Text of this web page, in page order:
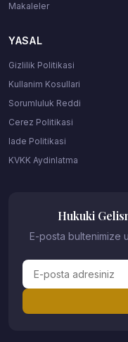
Makaleler
YASAL
Gizlilik Politikasi
Kullanim Kosullari
Sorumluluk Reddi
Cerez Politikasi
Iade Politikasi
KVKK Aydinlatma
Hukuki
E-posta bultenimize